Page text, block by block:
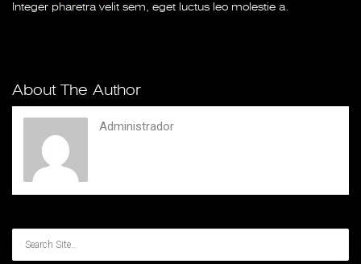
Integer pharetra velit sem, eget luctus leo molestie a.
About The Author
Administrador